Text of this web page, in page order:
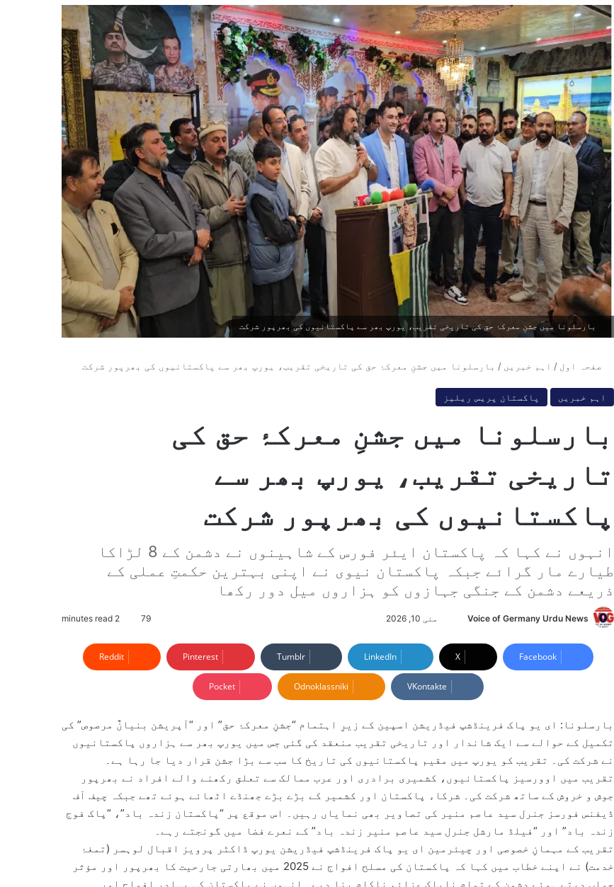
بارسلونا میں جشنِ معرکۂ حق کی تاریخی تقریب، یورپ بھر سے پاکستانیوں کی بھرپور شرکت
صفحہ اول / اہم خبریں / بارسلونا میں جشنِ معرکۂ حق کی تاریخی تقریب، یورپ بھر سے پاکستانیوں کی بھرپور شرکت
اہم خبریں پاکستان پریس ریلیز
بارسلونا میں جشنِ معرکۂ حق کی
تاریخی تقریب، یورپ بھر سے
پاکستانیوں کی بھرپور شرکت
انہوں نے کہا کہ پاکستان ایئر فورس کے شاہینوں نے دشمن کے 8 لڑاکا
طیارے مار گرائے جبکہ پاکستان نیوی نے اپنی بہترین حکمتِ عملی کے
ذریعے دشمن کے جنگی جہازوں کو ہزاروں میل دور رکھا
Voice of Germany Urdu News
n
d
n
مئی 10, 2026 79
Facebook
X
LinkedIn
Tumblr
Pinterest
Reddit
VKontakte
Odnoklassniki
Pocket
بارسلونا: ای یو پاک فرینڈشپ فیڈریشن اسپین کے زیرِ اہتمام “جشنِ معرکۂ حق” اور “آپریشن بنیانٌ مرصوص” کی
تکمیل کے حوالے سے ایک شاندار اور تاریخی تقریب منعقد کی گئی جس میں یورپ بھر سے ہزاروں پاکستانیوں
نے شرکت کی۔ تقریب کو یورپ میں مقیم پاکستانیوں کی تاریخ کا سب سے بڑا جشن قرار دیا جا رہا ہے۔
تقریب میں اوورسیز پاکستانیوں، کشمیری برادری اور عرب ممالک سے تعلق رکھنے والے افراد نے بھرپور
جوش و خروش کے ساتھ شرکت کی۔ شرکاء پاکستان اور کشمیر کے بڑے بڑے جھنڈے اٹھائے ہوئے تھے جبکہ چیف آف
ڈیفنس فورسز جنرل سید عاصم منیر کی تصاویر بھی نمایاں رہیں۔ اس موقع پر “پاکستان زندہ باد”، “پاک فوج
زندہ باد” اور “فیلڈ مارشل جنرل سید عاصم منیر زندہ باد” کے نعرے فضا میں گونجتے رہے۔
تقریب کے مہمانِ خصوصی اور چیئرمین ای یو پاک فرینڈشپ فیڈریشن یورپ ڈاکٹر پرویز اقبال لوہسر (تمغۂ
خدمت) نے اپنے خطاب میں کہا کہ پاکستان کی مسلح افواج نے 2025 میں بھارتی جارحیت کا بھرپور اور مؤثر
جواب دیتے ہوئے دشمن کے تمام ناپاک عزائم ناکام بنا دیے۔ انہوں نے پاکستان کی بہادر افواج اور